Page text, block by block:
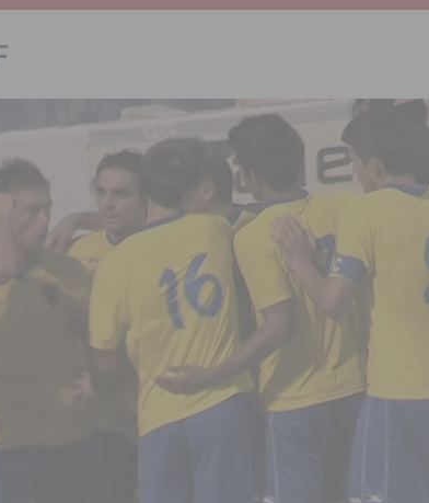
‘El Mojón en Movimiento’ con torneos de fútbol sala
dentro del Festival ManIAC Test 2026
SAN
ORIHUELA
tras ser sorprendido con un arma de fuego en la vía pública
75% la demora quirúrgica de los pacientes con riesgo vital
judicial a un conductor por conducir bajo los efectos del alcohol
de sus Fiestas Patronales en honor a San Joaquín 2026